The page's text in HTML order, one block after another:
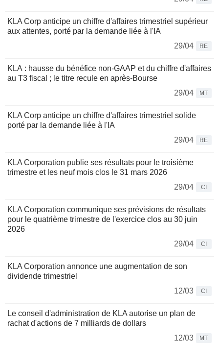
KLA Corp anticipe un chiffre d'affaires trimestriel supérieur
aux attentes, porté par la demande liée à l'IA
29/04
RE
KLA : hausse du bénéfice non-GAAP et du chiffre d'affaires
au T3 fiscal ; le titre recule en après-Bourse
29/04
MT
KLA Corp anticipe un chiffre d'affaires trimestriel solide
porté par la demande liée à l'IA
29/04
RE
KLA Corporation publie ses résultats pour le troisième
trimestre et les neuf mois clos le 31 mars 2026
29/04
CI
KLA Corporation communique ses prévisions de résultats
pour le quatrième trimestre de l'exercice clos au 30 juin
2026
29/04
CI
KLA Corporation annonce une augmentation de son
dividende trimestriel
12/03
CI
Le conseil d'administration de KLA autorise un plan de
rachat d'actions de 7 milliards de dollars
12/03
MT